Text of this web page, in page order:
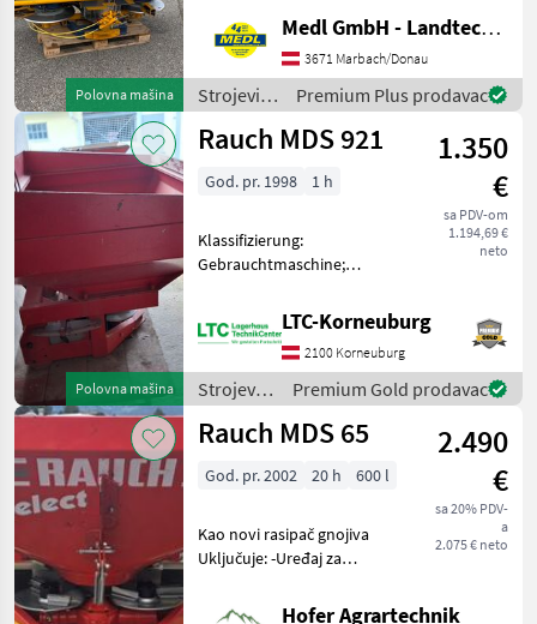
Polovna mašina
Kotfänger Rührwerk
Grenzstreueinrichtung "Zur
Grenze" mit Bowdenzug
Grenzstreue
Medl GmbH - Landtechnik Großhandel
3671 Marbach/Donau
Strojevi
za
đubrenje,
navodnjavanje
Premium Plus prodavac
Polovna mašina
Rauch MDS 921
1.350
€
sa PDV-om
1.194,69 €
neto
God. pr. 1998 1 h
Klassifizierung:
Gebrauchtmaschine;
Antrieb; Anzahl
Streuscheiben: 2;
Beleuchtung: Ja;
Dosierschieberbetätigung:
Hydraulisch Tanjurski rasi
LTC-Korneuburg
2100 Korneuburg
Strojevi
za
đubrenje,
navodnjavanje
Premium Gold prodavac
Rauch MDS 65
2.490
€
sa 20% PDV-
a
2.075 € neto
God. pr. 2002 20 h 600 l
Kao novi rasipač gnojiva
Uključuje: -Uređaj za
vratilo -Kučnu spojnicuHofer Agrartechnik